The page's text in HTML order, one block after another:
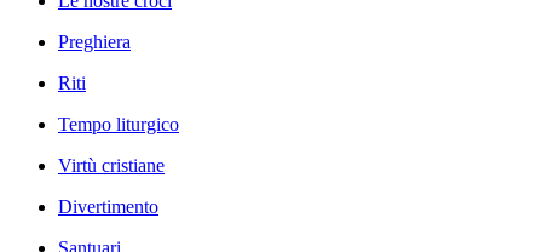
Preghiera
Riti
Tempo liturgico
Virtù cristiane
Divertimento
Santuari